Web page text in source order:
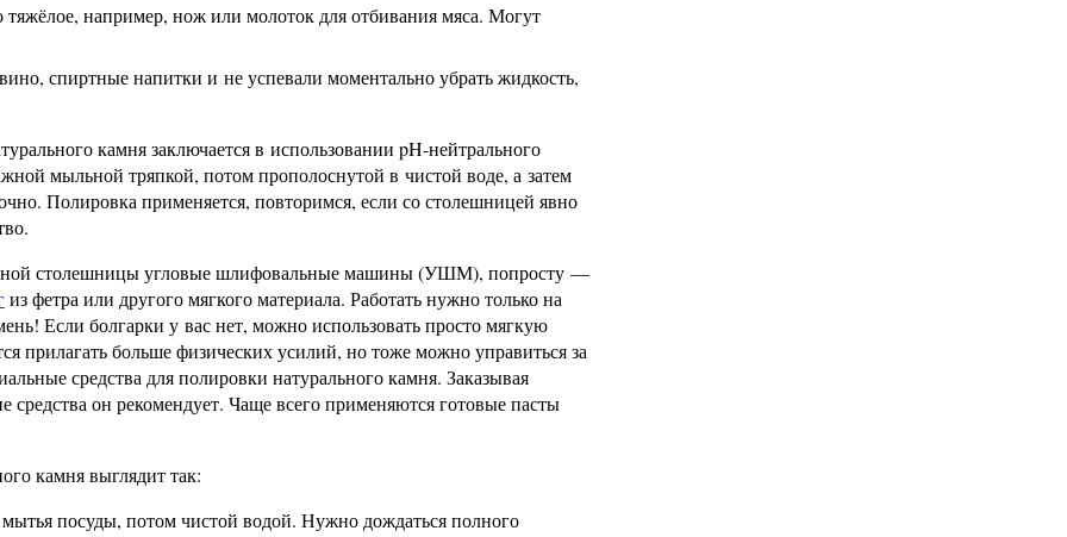
например, нож или молоток для отбивания мяса. Могут
спиртные напитки и не успевали моментально убрать жидкость,
камня заключается в использовании pH-нейтрального
мыльной тряпкой, потом прополоснутой в чистой воде, а затем
Полировка применяется, повторимся, если со столешницей явно
столешницы угловые шлифовальные машины (УШМ), попросту —
из фетра или другого мягкого материала. Работать нужно только на
Если болгарки у вас нет, можно использовать просто мягкую
прилагать больше физических усилий, но тоже можно управиться за
средства для полировки натурального камня. Заказывая
средства он рекомендует. Чаще всего применяются готовые пасты
камня выглядит так:
посуды, потом чистой водой. Нужно дождаться полного